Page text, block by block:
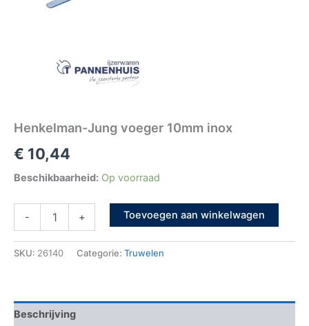
Henkelman-Jung voeger 10mm inox
€ 10,44
Beschikbaarheid: Op voorraad
- + Toevoegen aan winkelwagen
SKU: 26140 Categorie: Truwelen
Beschrijving